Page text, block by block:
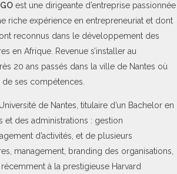
est une dirigeante d’entreprise passionnée
riche expérience en entrepreneuriat et dont
reconnus dans le développement des
en Afrique. Revenue s’installer au
20 ans passés dans la ville de Nantes où
de ses compétences.
de Nantes, titulaire d’un Bachelor en
et des administrations : gestion
d’activités, et de plusieurs
management, branding des organisations,
à la prestigieuse Harvard